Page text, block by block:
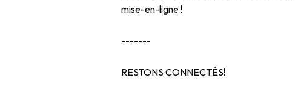
mise-en-ligne !
-------
RESTONS CONNECTÉS!